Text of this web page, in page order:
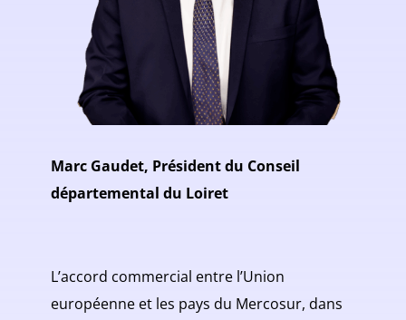
Marc Gaudet, Président du Conseil
départemental du Loiret
L’accord commercial entre l’Union
européenne et les pays du Mercosur, dans